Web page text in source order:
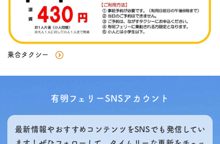
乗合タクシー
有明フェリーSNSアカウント
最新情報やおすすめコンテンツをSNSでも発信してい